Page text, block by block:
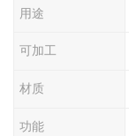
用途
可加工
材质
功能